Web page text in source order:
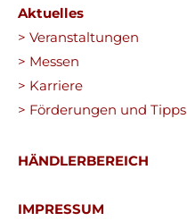
Aktuelles
> Veranstaltungen
> Messen
> Karriere
> Förderungen und Tipps
HÄNDLERBEREICH
IMPRESSUM